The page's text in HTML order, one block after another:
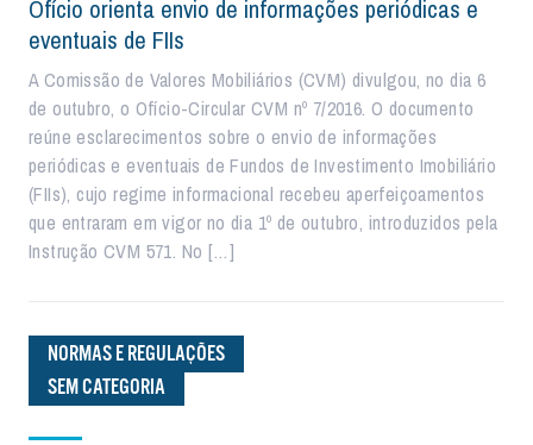
Ofício orienta envio de informações periódicas e
eventuais de FIIs
A Comissão de Valores Mobiliários (CVM) divulgou, no dia 6
de outubro, o Ofício-Circular CVM nº 7/2016. O documento
reúne esclarecimentos sobre o envio de informações
periódicas e eventuais de Fundos de Investimento Imobiliário
(FIIs), cujo regime informacional recebeu aperfeiçoamentos
que entraram em vigor no dia 1º de outubro, introduzidos pela
Instrução CVM 571. No […]
NORMAS E REGULAÇÕES
SEM CATEGORIA